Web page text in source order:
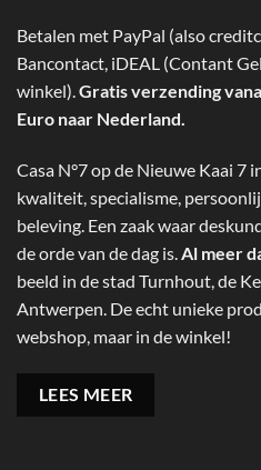
Betalen met PayPal (also
Bancontact, iDEAL (Contant
winkel).Gratis verzending
Euro naar Nederland.
Casa N°7 op de Nieuwe Kaai
kwaliteit, specialisme,
beleving. Een zaak waar
de orde van de dag is.Al meer
beeld in de stad Turnhout, de
Antwerpen. De echt unieke
webshop, maar in de winkel!
LEES MEER